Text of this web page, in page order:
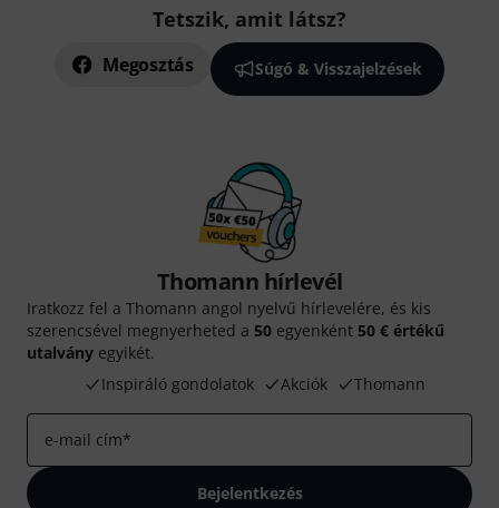
Tetszik, amit látsz?
Megosztás Súgó & Visszajelzések
Thomann hírlevél
Iratkozz fel a Thomann angol nyelvű hírlevelére, és kis
szerencsével megnyerheted a 50 egyenként 50 € értékű
utalvány egyikét.
Inspiráló gondolatok
Akciók Thomann
e-mail cím*
Bejelentkezés